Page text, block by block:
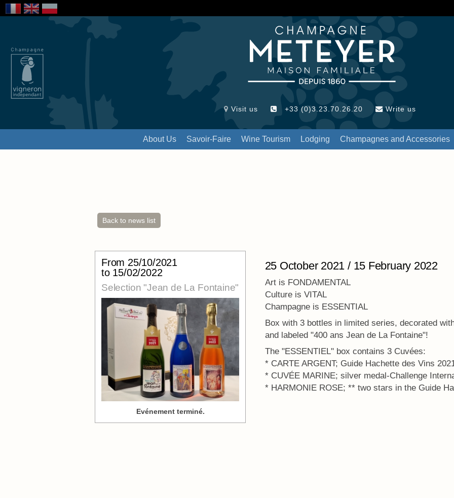
Visit us +33 (0)3.23.70.26.20 Write us
About Us Savoir-Faire Wine Tourism Lodging Champagnes and Accessories
Back to news list
From 25/10/2021
to 15/02/2022
Selection "Jean de La Fontaine"
Evénement terminé.
25 October 2021 / 15 February 2022
Art is FONDAMENTAL
Culture is VITAL
Champagne is ESSENTIAL
Box with 3 bottles in limited series, decorated
and labeled "400 ans Jean de La Fontaine"!
The "ESSENTIEL" box contains 3 Cuvées:
* CARTE ARGENT; Guide Hachette des Vins
* CUVÉE MARINE; silver medal-Challenge
* HARMONIE ROSE; ** two stars in the Guide